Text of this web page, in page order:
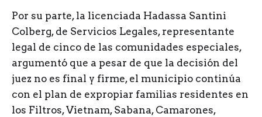
Por su parte, la licenciada Hadassa Santini
Colberg, de Servicios Legales, representante
legal de cinco de las comunidades especiales,
argumentó que a pesar de que la decisión del
juez no es final y firme, el municipio continúa
con el plan de expropiar familias residentes en
los Filtros, Vietnam, Sabana, Camarones,